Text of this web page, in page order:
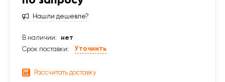
Нашли дешевле?
В наличии:
нет
Срок поставки:
Уточнить
Рассчитать доставку